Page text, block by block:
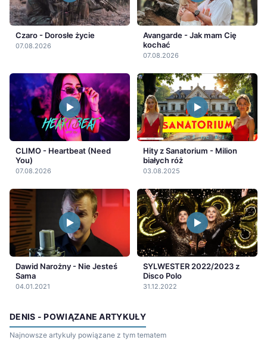
Czaro - Dorosłe życie
07.08.2026
Avangarde - Jak mam Cię
kochać
07.08.2026
CLIMO - Heartbeat (Need
You)
07.08.2026
Hity z Sanatorium - Milion
białych róż
03.08.2025
Dawid Narożny - Nie Jesteś
Sama
04.01.2021
SYLWESTER 2022/2023 z
Disco Polo
31.12.2022
DENIS - POWIĄZANE ARTYKUŁY
Najnowsze artykuły powiązane z tym tematem